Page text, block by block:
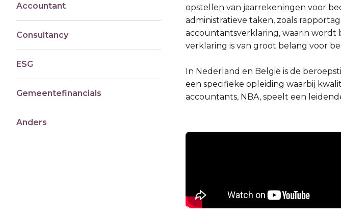
Accountant
Consultancy
ESG
Gemeentefinancials
Anders
opstellen van jaarrekeningen voor
administratieve taken, zoals
accountantsverklaring, waarin wordt
verklaring is van groot belang voor
In Nederland en België is de
een specifieke opleiding waarbij
accountants, NBA, speelt een